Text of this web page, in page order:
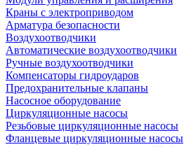
Краны с электроприводом
Арматура безопасности
Воздухоотводчики
Автоматические воздухоотводчики
Ручные воздухоотводчики
Компенсаторы гидроударов
Предохранительные клапаны
Насосное оборудование
Циркуляционные насосы
Резьбовые циркуляционные насосы
Фланцевые циркуляционные насосы